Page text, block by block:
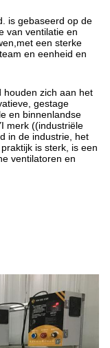
is gebaseerd op de
van ventilatie en
een sterke
en eenheid en
houden zich aan het
gestage
en binnenlandse
merk ((industriële
in de industrie, het
is sterk, is een
ventilatoren en